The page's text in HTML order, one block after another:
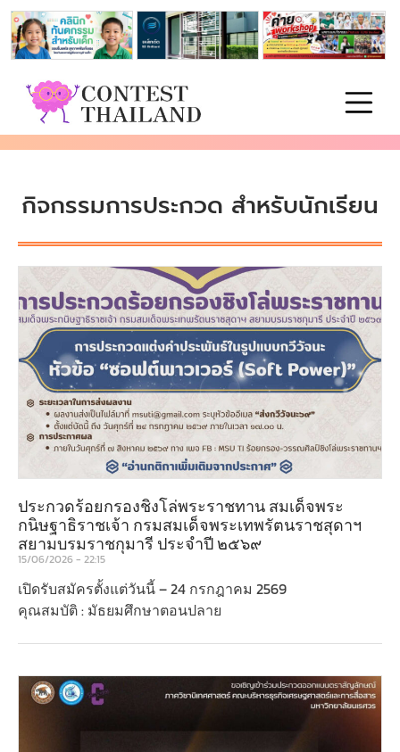
กิจกรรมการประกวด สำหรับนักเรียน
ประกวดร้อยกรองชิงโล่พระราชทาน สมเด็จพระ
กนิษฐาธิราชเจ้า กรมสมเด็จพระเทพรัตนราชสุดาฯ
สยามบรมราชกุมารี ประจำปี ๒๕๖๙
15/06/2026 22:15
เปิดรับสมัครตั้งแต่วันนี้ – 24 กรกฎาคม 2569
คุณสมบัติ : มัธยมศึกษาตอนปลาย